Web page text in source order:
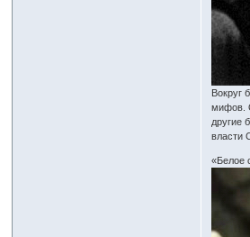
Вокруг
мифов.
другие
власти
«Белое